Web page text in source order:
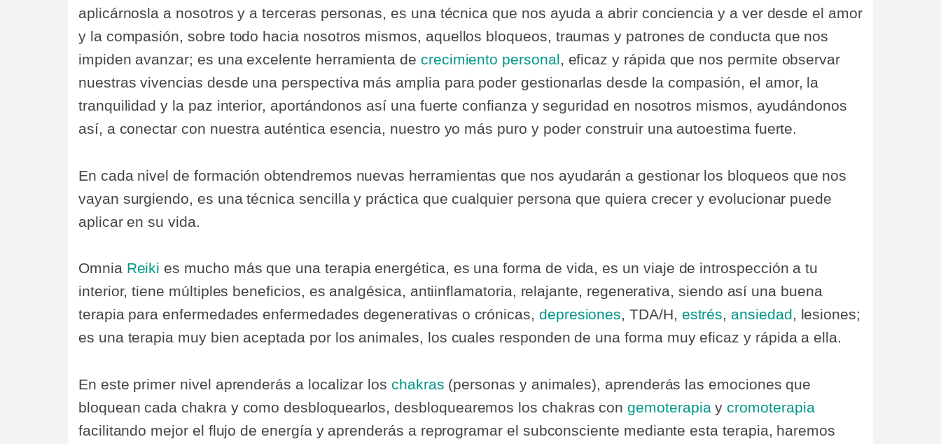
aplicárnosla a nosotros y a terceras personas, es una técnica que nos ayuda a abrir conciencia y a ver desde el amor
y la compasión, sobre todo hacia nosotros mismos, aquellos bloqueos, traumas y patrones de conducta que nos
impiden avanzar; es una excelente herramienta de crecimiento personal, eficaz y rápida que nos permite observar
nuestras vivencias desde una perspectiva más amplia para poder gestionarlas desde la compasión, el amor, la
tranquilidad y la paz interior, aportándonos así una fuerte confianza y seguridad en nosotros mismos, ayudándonos
así, a conectar con nuestra auténtica esencia, nuestro yo más puro y poder construir una autoestima fuerte.
En cada nivel de formación obtendremos nuevas herramientas que nos ayudarán a gestionar los bloqueos que nos
vayan surgiendo, es una técnica sencilla y práctica que cualquier persona que quiera crecer y evolucionar puede
aplicar en su vida.
Omnia Reiki es mucho más que una terapia energética, es una forma de vida, es un viaje de introspección a tu
interior, tiene múltiples beneficios, es analgésica, antiinflamatoria, relajante, regenerativa, siendo así una buena
terapia para enfermedades enfermedades degenerativas o crónicas, depresiones, TDA/H, estrés, ansiedad, lesiones;
es una terapia muy bien aceptada por los animales, los cuales responden de una forma muy eficaz y rápida a ella.
En este primer nivel aprenderás a localizar los chakras (personas y animales), aprenderás las emociones que
bloquean cada chakra y como desbloquearlos, desbloquearemos los chakras congemoterapiaycromoterapia
facilitando mejor el flujo de energía y aprenderás a reprogramar el subconsciente mediante esta terapia, haremos